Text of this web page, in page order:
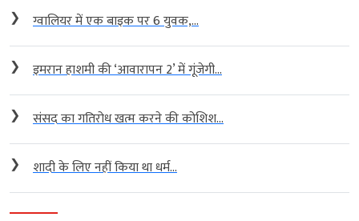
❯ ग्वालियर में एक बाइक पर 6 युवक,...
❯ इमरान हाशमी की ‘आवारापन 2’ में गूंजेगी...
❯ संसद का गतिरोध खत्म करने की कोशिश...
❯ शादी के लिए नहीं किया था धर्म...